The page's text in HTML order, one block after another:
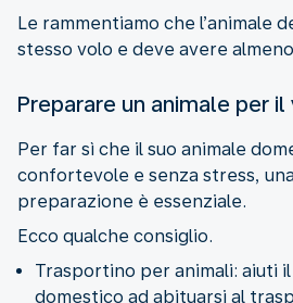
Le rammentiamo che l’animale
stesso volo e deve avere
Preparare un animale per
Per far sì che il suo animale
confortevole e senza stress,
preparazione è essenziale.
Ecco qualche consiglio.
Trasportino per animali: aiuti il
domestico ad abituarsi al